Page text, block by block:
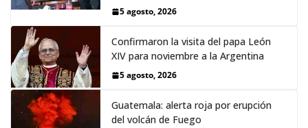
5 agosto, 2026
Confirmaron la visita del papa León
XIV para noviembre a la Argentina
5 agosto, 2026
Guatemala: alerta roja por erupción
del volcán de Fuego